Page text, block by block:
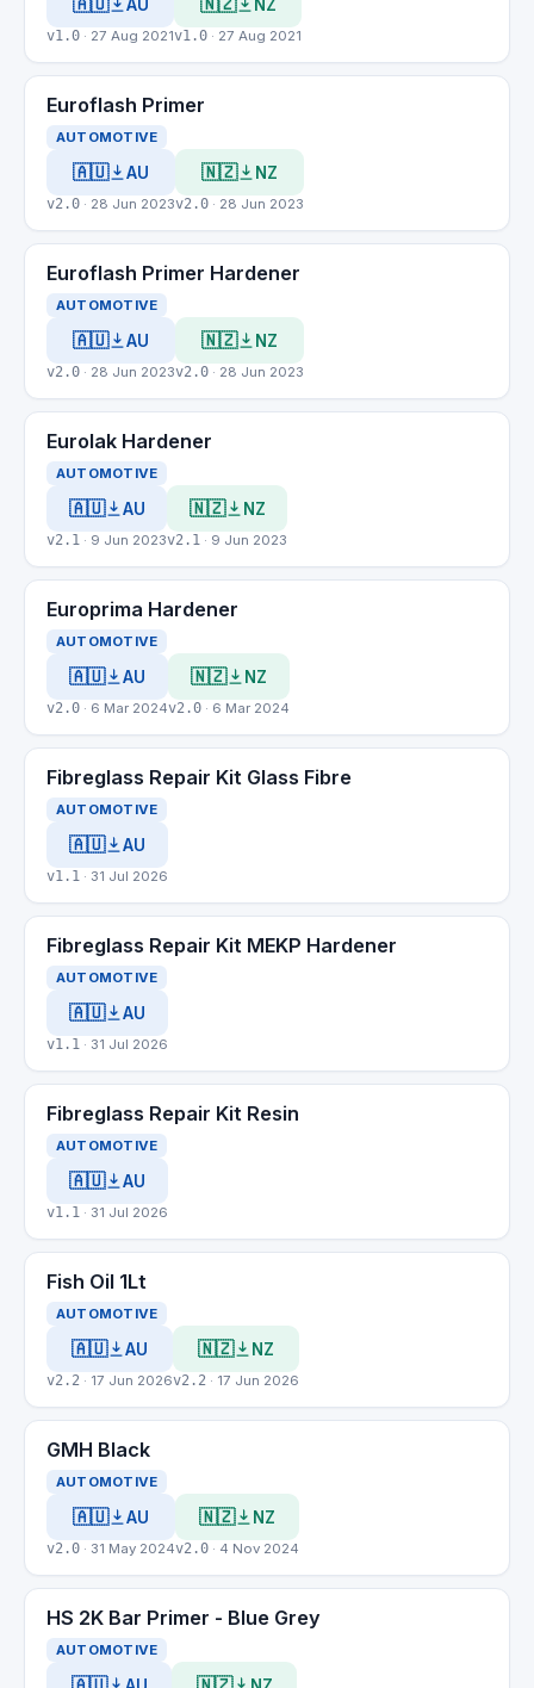
AU
v1.0 · 27 Aug 2021
NZ
v1.0 · 27 Aug 2021
Euroflash Primer
AUTOMOTIVE
🇦🇺 AU
v2.0 · 28 Jun 2023
🇳🇿 NZ
v2.0 · 28 Jun 2023
Euroflash Primer Hardener
AUTOMOTIVE
🇦🇺 AU
v2.0 · 28 Jun 2023
🇳🇿 NZ
v2.0 · 28 Jun 2023
Eurolak Hardener
AUTOMOTIVE
🇦🇺 AU
v2.1 · 9 Jun 2023
🇳🇿 NZ
v2.1 · 9 Jun 2023
Europrima Hardener
AUTOMOTIVE
🇦🇺 AU
v2.0 · 6 Mar 2024
🇳🇿 NZ
v2.0 · 6 Mar 2024
Fibreglass Repair Kit Glass Fibre
AUTOMOTIVE
🇦🇺 AU
v1.1 · 31 Jul 2026
Fibreglass Repair Kit MEKP Hardener
AUTOMOTIVE
🇦🇺 AU
v1.1 · 31 Jul 2026
Fibreglass Repair Kit Resin
AUTOMOTIVE
🇦🇺 AU
v1.1 · 31 Jul 2026
Fish Oil 1Lt
AUTOMOTIVE
🇦🇺 AU
v2.2 · 17 Jun 2026
🇳🇿 NZ
v2.2 · 17 Jun 2026
GMH Black
AUTOMOTIVE
🇦🇺 AU
v2.0 · 31 May 2024
🇳🇿 NZ
v2.0 · 4 Nov 2024
HS 2K Bar Primer - Blue Grey
AUTOMOTIVE